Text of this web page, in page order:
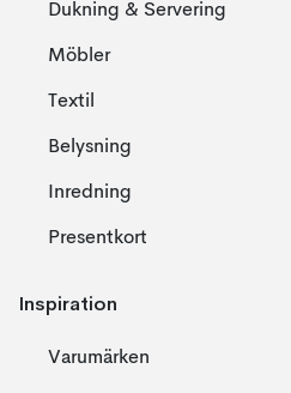
Dukning & Servering
Möbler
Textil
Belysning
Inredning
Presentkort
Inspiration
Varumärken